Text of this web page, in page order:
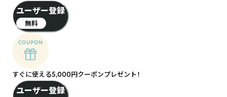
ユーザー登録
無料
すぐに使える5,000円クーポンプレゼント！
ユーザー登録